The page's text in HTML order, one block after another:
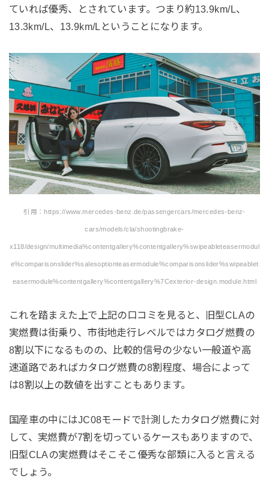
ていれば優秀、とされています。つまり約13.9km/L、
13.3km/L、13.9km/Lということになります。
引用：https://www.mercedes-benz.de/passengercars/mercedes-benz-
cars/models/cla/shootingbrake-
x118/design/multimedia%contentgallery%contentgallery%swipeableteasermodul
e%comparisonslider%salesoptionteasermodule%comparisonslider%swipeablet
easermodule%contentgallery%contentgallery%7Cexterior-design.module.html
これを踏まえた上で上記の口コミを見ると、旧型CLAの
実燃費は街乗り、市街地走行レベルではカタログ燃費の
8割以下になるものの、比較的信号の少ない一般道や高
速道路であればカタログ燃費の8割程度、場合によって
は8割以上の数値を出すこともあります。
国産車の中にはJC08モードで計測したカタログ燃費に対
して、実燃費が7割を切っているケースもありますので、
旧型CLAの実燃費はそこそこ優秀な部類に入ると言える
でしょう。